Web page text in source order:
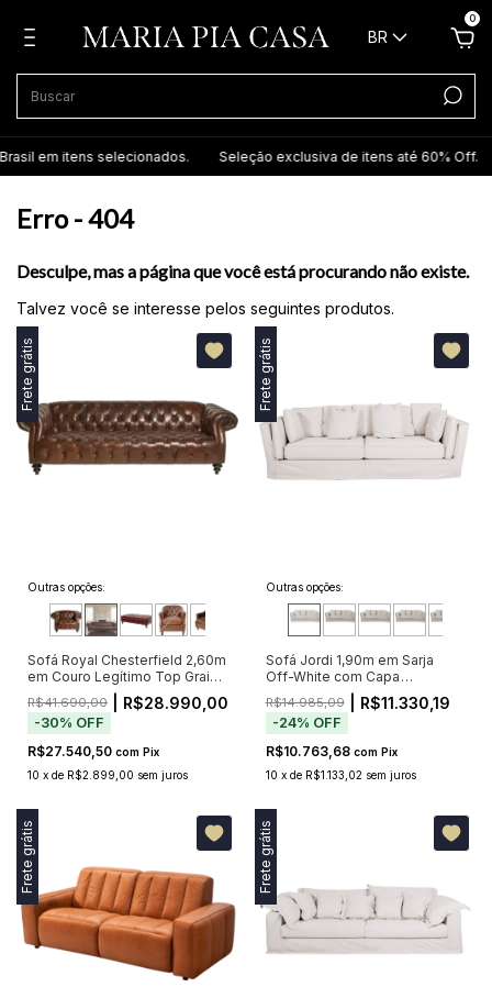
BR
0
em itens selecionados. Seleção exclusiva de itens até 60% Off.
Erro - 404
Desculpe, mas a página que você está procurando não existe.
Talvez você se interesse pelos seguintes produtos.
Frete grátis
Outras opções:
Sofá Royal Chesterfield 2,60m
em Couro Legítimo Top Grain
Marrom com Capitonê (Pré-
Venda - Envio a Partir de 20/11)
R$41.690,00 | R$28.990,00
-30% OFF
R$27.540,50 com Pix
10 x de R$2.899,00 sem juros
Frete grátis
Outras opções:
Sofá Jordi 1,90m em Sarja
Off-White com Capa
R$14.985,09| R$11.330,19
-24% OFF
R$10.763,68 com Pix
10 x de R$1.133,02 sem juros
Frete grátis Frete grátis